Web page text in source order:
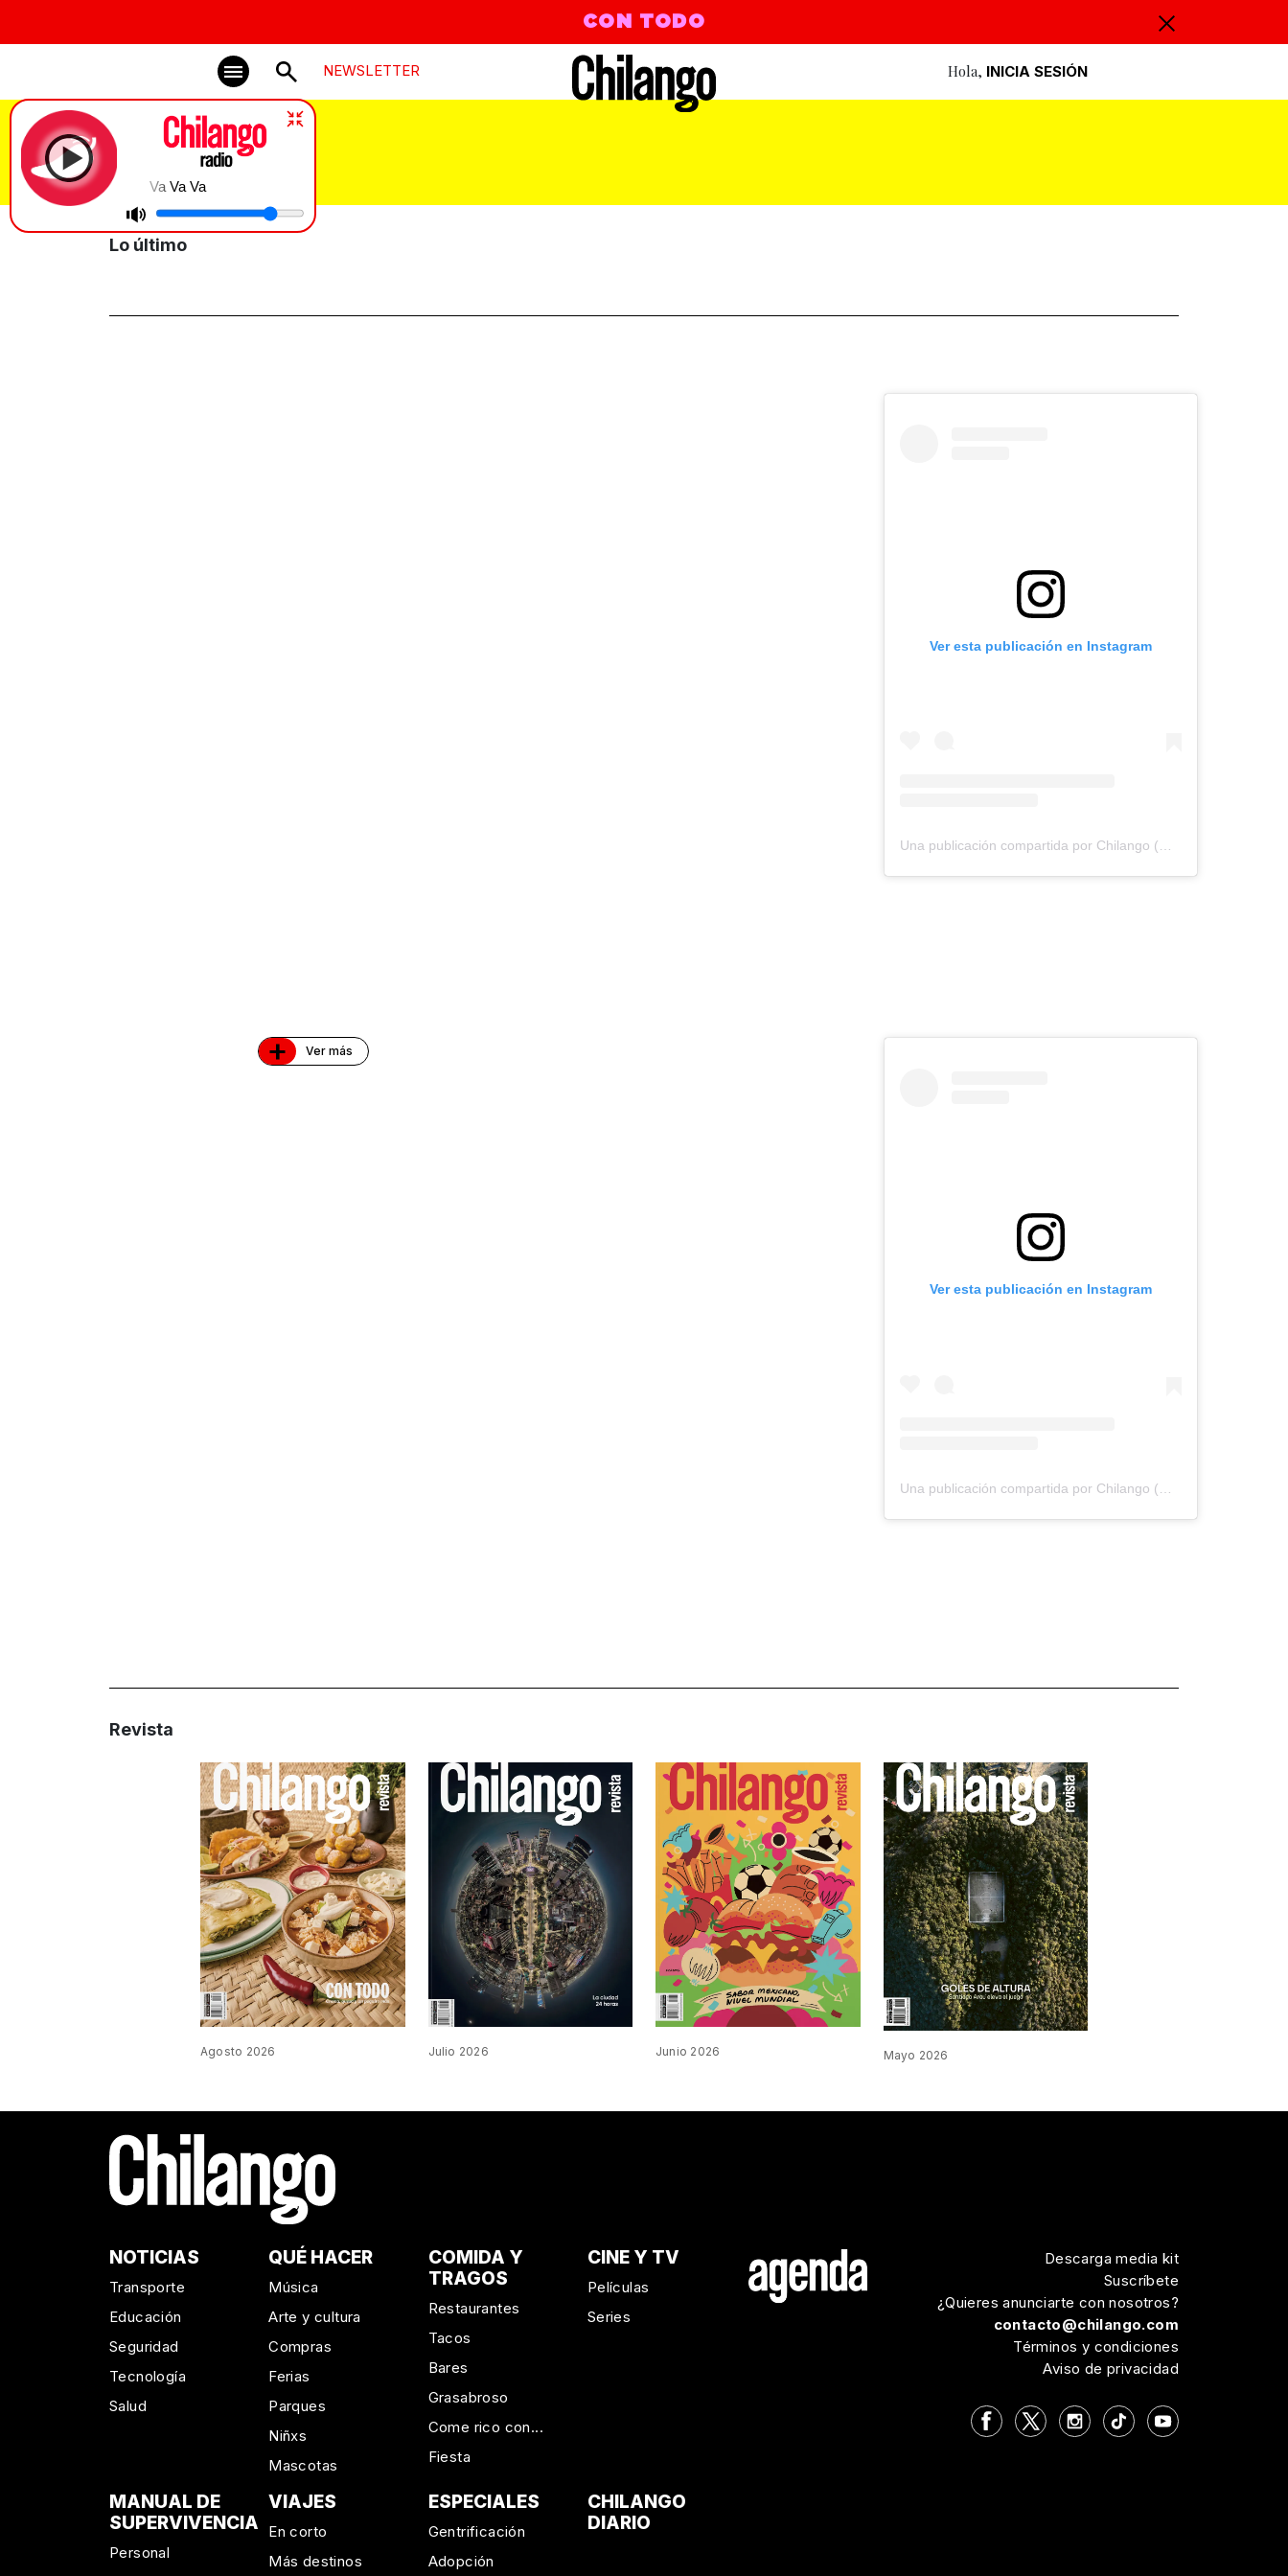
CON TODO
NEWSLETTER Hola, INICIA SESIÓN
Va Va Va
supergirl
Lo último
Ver esta publicación en Instagram
+ Ver más
Ver esta publicación en Instagram
Una publicación compartida por Chilango (@chilangocom)
Revista
Agosto 2026 Julio 2026 Junio 2026 Mayo 2026
NOTICIAS
Transporte
Educación
Seguridad
Tecnología
Salud
QUÉ HACER
Música
Arte y cultura
Compras
Ferias
Parques
Niñxs
Mascotas
COMIDA Y
TRAGOS
Restaurantes
Tacos
Bares
Grasabroso
Come rico con...
Fiesta
CINE Y TV
Películas
Series
MANUAL DE
SUPERVIVENCIA
Personal
VIAJES
En corto
Más destinos
ESPECIALES
Gentrificación
Adopción
CHILANGO
DIARIO
Descarga media kit
Suscríbete
¿Quieres anunciarte con nosotros?
contacto@chilango.com
Términos y condiciones
Aviso de privacidad